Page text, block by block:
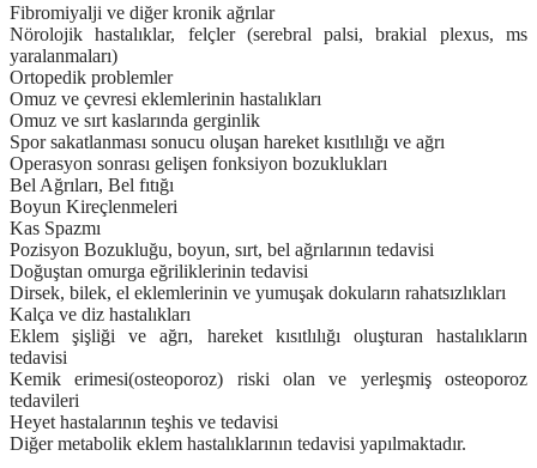
Fibromiyalji ve diğer kronik ağrılar
Nörolojik hastalıklar, felçler (serebral palsi, brakial plexus, ms
yaralanmaları)
Ortopedik problemler
Omuz ve çevresi eklemlerinin hastalıkları
Omuz ve sırt kaslarında gerginlik
Spor sakatlanması sonucu oluşan hareket kısıtlılığı ve ağrı
Operasyon sonrası gelişen fonksiyon bozuklukları
Bel Ağrıları, Bel fıtığı
Boyun Kireçlenmeleri
Kas Spazmı
Pozisyon Bozukluğu, boyun, sırt, bel ağrılarının tedavisi
Doğuştan omurga eğriliklerinin tedavisi
Dirsek, bilek, el eklemlerinin ve yumuşak dokuların rahatsızlıkları
Kalça ve diz hastalıkları
Eklem şişliği ve ağrı, hareket kısıtlılığı oluşturan hastalıkların
tedavisi
Kemik erimesi(osteoporoz) riski olan ve yerleşmiş osteoporoz
tedavileri
Heyet hastalarının teşhis ve tedavisi
Diğer metabolik eklem hastalıklarının tedavisi yapılmaktadır.